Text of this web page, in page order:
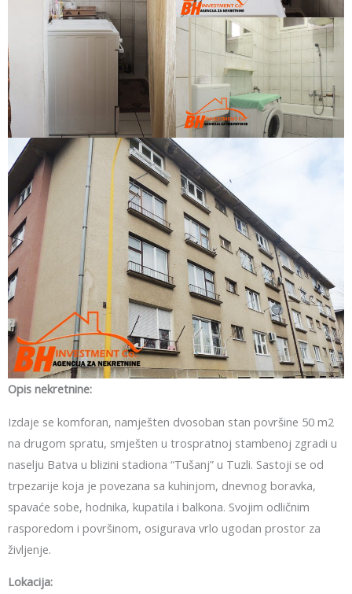
Opis nekretnine:
Izdaje se komforan, namješten dvosoban stan površine 50 m2
na drugom spratu, smješten u trospratnoj stambenoj zgradi u
naselju Batva u blizini stadiona “Tušanj” u Tuzli. Sastoji se od
trpezarije koja je povezana sa kuhinjom, dnevnog boravka,
spavaće sobe, hodnika, kupatila i balkona. Svojim odličnim
rasporedom i površinom, osigurava vrlo ugodan prostor za
življenje.
Lokacija: